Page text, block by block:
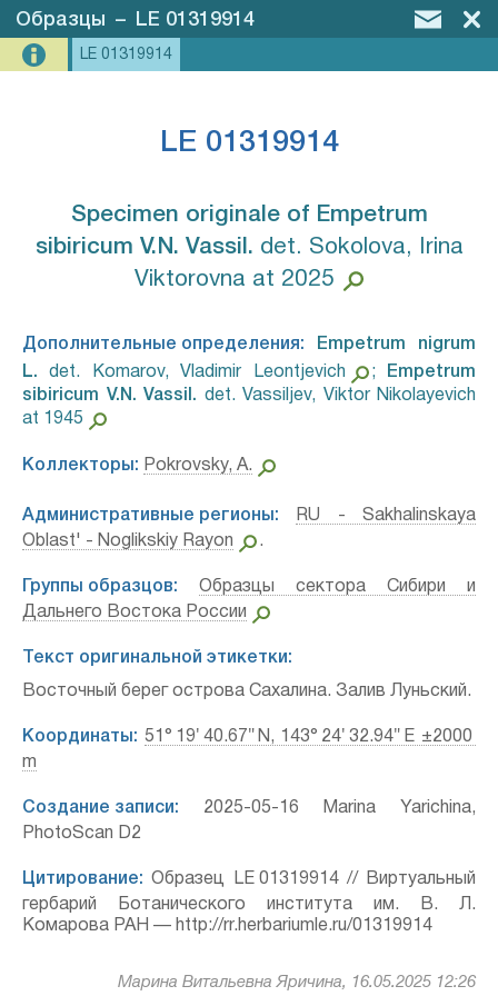
Образцы – LE 01319914
LE 01319914
LE 01319914
Specimen originale of Empetrum
sibiricum V.N. Vassil.⁣ det. Sokolova, Irina
Viktorovna at 2025
Дополнительные определения:
Empetrum nigrum
L.⁣ det. Komarov, Vladimir Leontjevich ;
Empetrum
sibiricum V.N. Vassil.⁣ det. Vassiljev, Viktor Nikolayevich
at 1945
Коллекторы: Pokrovsky, A.
Административные регионы:
RU - Sakhalinskaya
Oblast' - Noglikskiy Rayon
.
Группы образцов:
Образцы сектора Сибири и
Дальнего Востока России
Текст оригинальной этикетки:
Восточный берег острова Сахалина. Залив Луньский.
Координаты: 51° 19′ 40.67″ N, 143° 24′ 32.94″ E ±2000
m
Создание записи: 2025-05-16 Marina Yarichina,
PhotoScan D2
Цитирование: Образец LE 01319914 // Виртуальный
гербарий Ботанического института им. В. Л.
Комарова РАН — http://rr.herbariumle.ru/01319914
Марина Витальевна Яричина, 16.05.2025 12:26